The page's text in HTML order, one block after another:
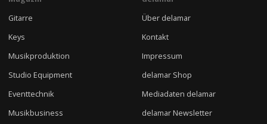
Gitarre
Keys
Musikproduktion
Studio Equipment
Eventtechnik
Musikbusiness
Über delamar
Kontakt
Impressum
delamar Shop
Mediadaten delamar
delamar Newsletter